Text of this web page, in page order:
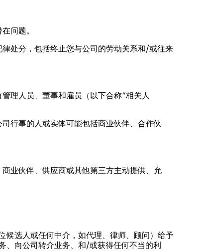
问题。
处分，包括终止您与公司的劳动关系和/或往来
理人员、董事和雇员（以下合称“相关人
行事的人或实体可能包括商业伙伴、合作伙
业伙伴、供应商或其他第三方主动提供、允
候选人或任何中介，如代理、律师、顾问）给予
、向公司转介业务、和/或获得任何不当的利